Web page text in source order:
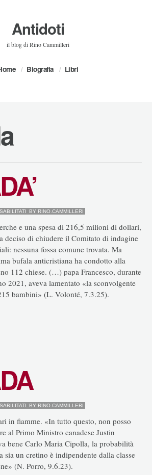
Antidoti
il blog di Rino Cammilleri
Biografia Libri
SU
BY RINO.CAMMILLERI
e una spesa di 216,5 milioni di dollari,
deciso di chiudere il Comitato di indagine
nessuna fossa comune trovata. Ma
bufala anticristiana ha condotto alla
112 chiese. (…) papa Francesco, durante
2021, aveva lamentato «la sconvolgente
bambini» (L. Volonté, 7.3.25).
SUBY RINO.CAMMILLERI
in fiamme. «In tutto questo, non posso
al Primo Ministro canadese Justin
bene Carlo Maria Cipolla, la probabilità
sia un cretino è indipendente dalla classe
(N. Porro, 9.6.23).